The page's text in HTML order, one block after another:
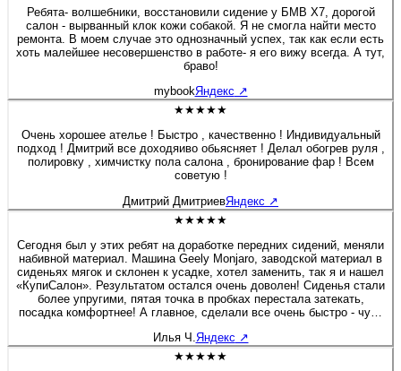
Ребята- волшебники, восстановили сидение у БМВ Х7, дорогой
салон - вырванный клок кожи собакой. Я не смогла найти место
ремонта. В моем случае это однозначный успех, так как если есть
хоть малейшее несовершенство в работе- я его вижу всегда. А тут,
браво!
mybookЯндекс ↗
★★★★★
Очень хорошее ателье ! Быстро , качественно ! Индивидуальный
подход ! Дмитрий все доходяиво обьясняет ! Делал обогрев руля ,
полировку , химчистку пола салона , бронирование фар ! Всем
советую !
Дмитрий ДмитриевЯндекс ↗
★★★★★
Сегодня был у этих ребят на доработке передних сидений, меняли
набивной материал. Машина Geely Monjaro, заводской материал в
сиденьях мягок и склонен к усадке, хотел заменить, так я и нашел
«КупиСалон». Результатом остался очень доволен! Сиденья стали
более упругими, пятая точка в пробках перестала затекать,
посадка комфортнее! А главное, сделали все очень быстро - чуть
короткая экскурсия по производственным цехам. Действительно
люди «болеют» своим делом, а это редкость! Очень приятная
Илья Ч.Яндекс ↗
★★★★★